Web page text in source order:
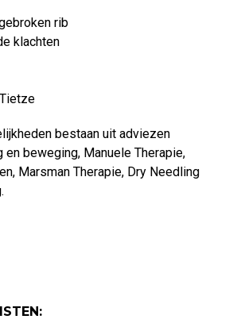
rib
klachten
bestaan uit adviezen
en beweging, Manuele Therapie,
Marsman Therapie, Dry Needling